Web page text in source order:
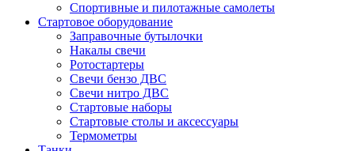
Спортивные и пилотажные самолеты
Стартовое оборудование
Заправочные бутылочки
Накалы свечи
Ротостартеры
Свечи бензо ДВС
Свечи нитро ДВС
Стартовые наборы
Стартовые столы и аксессуары
Термометры